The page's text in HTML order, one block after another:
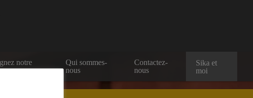
notre
Qui sommes-
nous
Contactez-
nous
Sika et
moi